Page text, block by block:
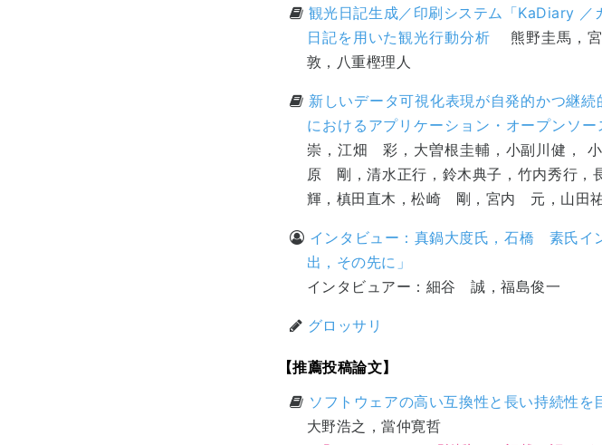
観光日記生成／印刷システム「KaDiary
日記を用いた観光行動分析 熊野圭馬，
敦，八重樫理人
新しいデータ可視化表現が自発的かつ継
におけるアプリケーション・オープンソ
崇，江畑 彩，大曽根圭輔，小副川健，
原 剛，清水正行，鈴木典子，竹内秀行
輝，槙田直木，松崎 剛，宮内 元，山田
インタビュー：真鍋大度氏，石橋 素氏イ
出，その先に」
インタビュアー：細谷 誠，福島俊一
グロッサリ
【推薦投稿論文】
ソフトウェアの高い互換性と長い持続性
大野浩之，當仲寛哲